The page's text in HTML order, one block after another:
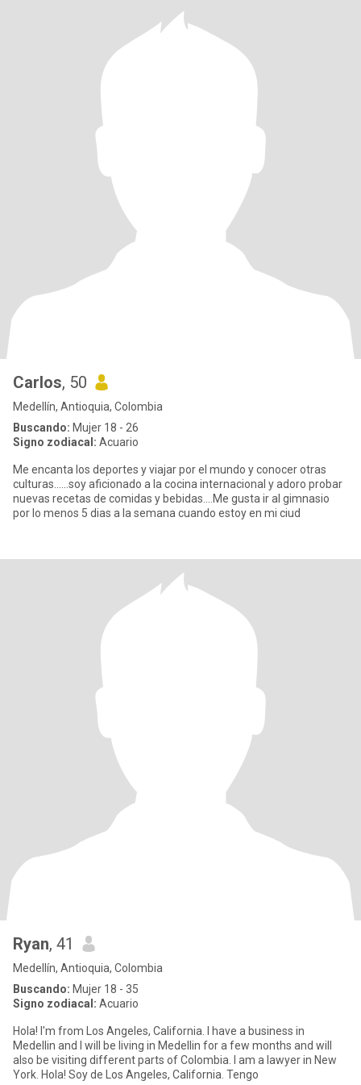
Carlos, 50
Medellín, Antioquia, Colombia
Buscando: Mujer 18 - 26
Signo zodiacal: Acuario
Me encanta los deportes y viajar por el mundo y conocer otras
culturas......soy aficionado a la cocina internacional y adoro probar
nuevas recetas de comidas y bebidas....Me gusta ir al gimnasio
por lo menos 5 dias a la semana cuando estoy en mi ciud
Ryan, 41
Medellín, Antioquia, Colombia
Buscando: Mujer 18 - 35
Signo zodiacal: Acuario
Hola! I'm from Los Angeles, California. I have a business in
Medellin and I will be living in Medellin for a few months and will
also be visiting different parts of Colombia. I am a lawyer in New
York. Hola! Soy de Los Angeles, California. Tengo